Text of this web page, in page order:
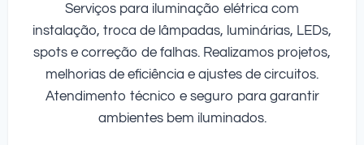
Serviços para iluminação elétrica com
instalação, troca de lâmpadas, luminárias, LEDs,
spots e correção de falhas. Realizamos projetos,
melhorias de eficiência e ajustes de circuitos.
Atendimento técnico e seguro para garantir
ambientes bem iluminados.